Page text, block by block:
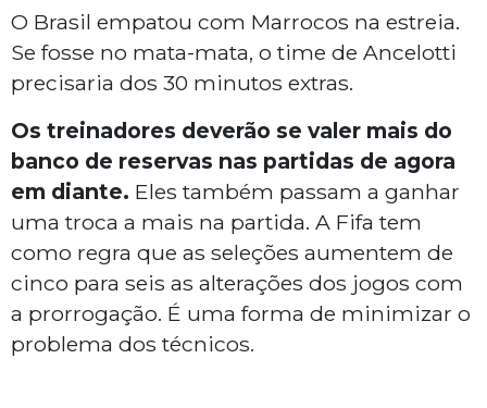
O Brasil empatou com Marrocos na estreia.
Se fosse no mata-mata, o time de Ancelotti
precisaria dos 30 minutos extras.
Os treinadores deverão se valer mais do
banco de reservas nas partidas de agora
em diante. Eles também passam a ganhar
uma troca a mais na partida. A Fifa tem
como regra que as seleções aumentem de
cinco para seis as alterações dos jogos com
a prorrogação. É uma forma de minimizar o
problema dos técnicos.